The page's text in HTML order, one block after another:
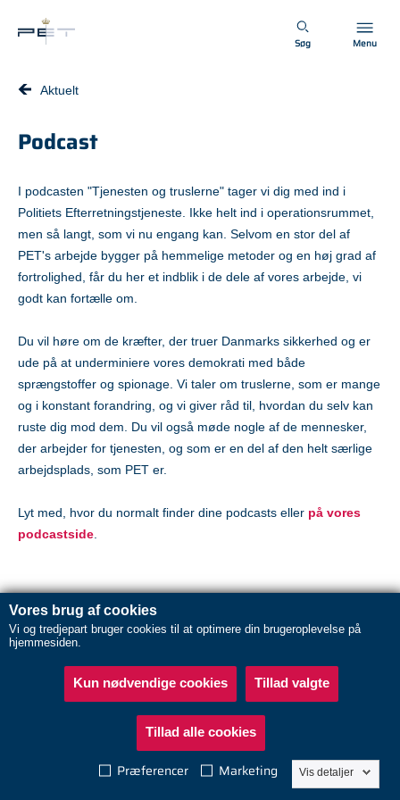
Vores brug af cookies
Vi og tredjepart bruger cookies til at optimere din brugeroplevelse på
hjemmesiden.
Kun nødvendige cookies Tillad valgte
Tillad alle cookies
Præferencer Marketing Vis detaljer
Spring til hovedindhold
Søg Menu
Aktuelt
Podcast
I podcasten "Tjenesten og truslerne" tager vi dig med ind i
Politiets Efterretningstjeneste. Ikke helt ind i operationsrummet,
men så langt, som vi nu engang kan. Selvom en stor del af
PET's arbejde bygger på hemmelige metoder og en høj grad af
fortrolighed, får du her et indblik i de dele af vores arbejde, vi
godt kan fortælle om.
Du vil høre om de kræfter, der truer Danmarks sikkerhed og er
ude på at underminiere vores demokrati med både
sprængstoffer og spionage. Vi taler om truslerne, som er mange
og i konstant forandring, og vi giver råd til, hvordan du selv kan
ruste dig mod dem. Du vil også møde nogle af de mennesker,
der arbejder for tjenesten, og som er en del af den helt særlige
arbejdsplads, som PET er.
Lyt med, hvor du normalt finder dine podcasts eller på vores
podcastside
Abonnér
PET's brug af cookies
Tilgængelighedserklæring
In English
Om PET
Politi.dk